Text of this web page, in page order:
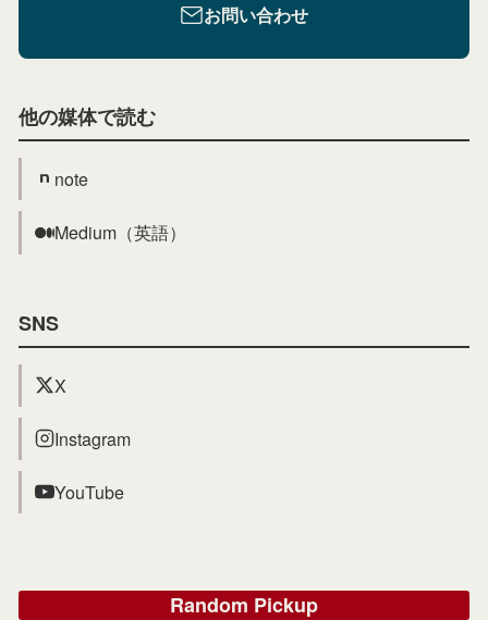
お問い合わせ
他の媒体で読む
note
Medium（英語）
SNS
X
Instagram
YouTube
Random Pickup